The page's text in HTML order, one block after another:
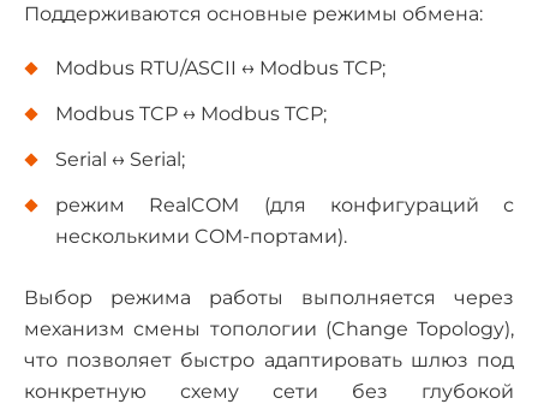
Поддерживаются основные режимы обмена:
Modbus RTU/ASCII ↔ Modbus TCP;
Modbus TCP ↔ Modbus TCP;
Serial ↔ Serial;
режим RealCOM (для конфигураций с
несколькими COM-портами).
Выбор режима работы выполняется через
механизм смены топологии (Change Topology),
что позволяет быстро адаптировать шлюз под
конкретную схему сети без глубокой